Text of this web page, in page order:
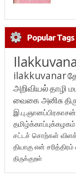
Popular Tags
ilakkuvanar
அறிவியல்தாழி
வைகை அனிசு
இ.பு.ஞானப்பிரகாசன்
தமிழ்க்காப்புக்கழகம்
சட்டச் சொற்கள்
தியாகுஎன் சரித்திரம்
திருக்குறள்